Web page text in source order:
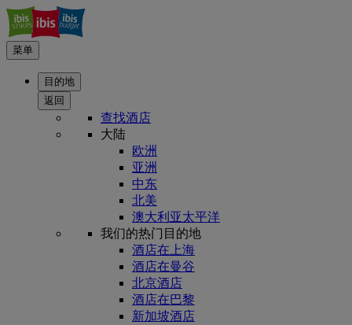
菜单
目的地
返回
查找酒店
大陆
欧洲
亚洲
中东
北美
澳大利亚太平洋
我们的热门目的地
酒店在上海
酒店在曼谷
北京酒店
酒店在巴黎
新加坡酒店